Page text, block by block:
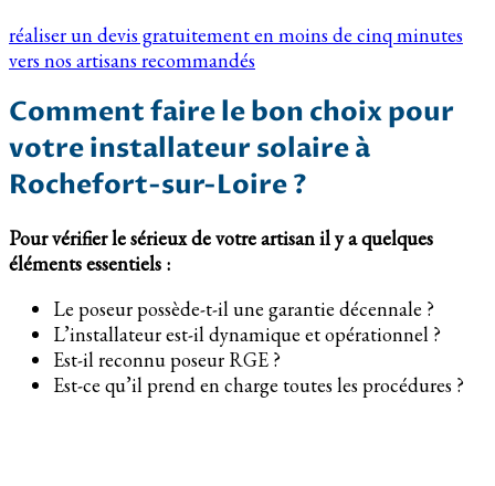
réaliser un devis gratuitement en moins de cinq minutes
vers nos artisans recommandés
Comment faire le bon choix pour
votre installateur solaire à
Rochefort-sur-Loire ?
Pour vérifier le sérieux de votre artisan il y a quelques
éléments essentiels :
Le poseur possède-t-il une garantie décennale ?
L’installateur est-il dynamique et opérationnel ?
Est-il reconnu poseur RGE ?
Est-ce qu’il prend en charge toutes les procédures ?